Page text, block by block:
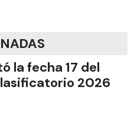
la fecha 17 del
2026